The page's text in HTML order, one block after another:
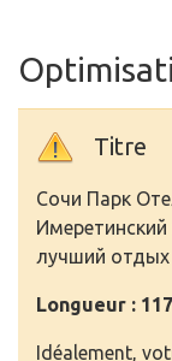
Titre
Сочи Парк
лучший
Longueur : 117
Idéalement,